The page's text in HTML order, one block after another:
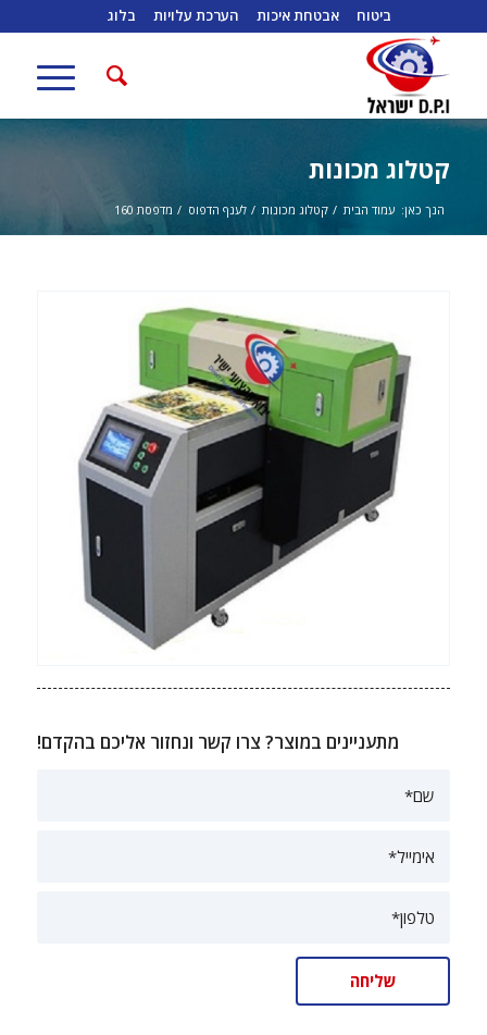
ביטוח אבטחת איכות הערכת עלויות בלוג
קטלוג מכונות
הנך כאן: עמוד הבית / קטלוג מכונות / לענף הדפוס / מדפסת 160
מתעניינים במוצר? צרו קשר ונחזור אליכם בהקדם!